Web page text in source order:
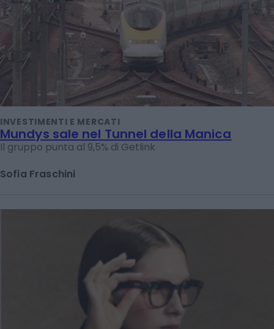
INVESTIMENTI E MERCATI
Mundys sale nel Tunnel della Manica
Il gruppo punta al 9,5% di Getlink
Sofia Fraschini